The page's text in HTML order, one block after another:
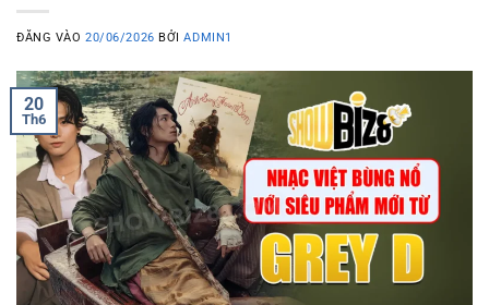
ĐĂNG VÀO20/06/2026 BỞIADMIN1
20
Th6